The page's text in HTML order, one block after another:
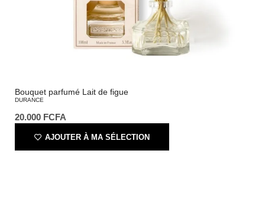
Bouquet parfumé Lait de figue
DURANCE
20.000 FCFA
AJOUTER À MA SÉLECTION